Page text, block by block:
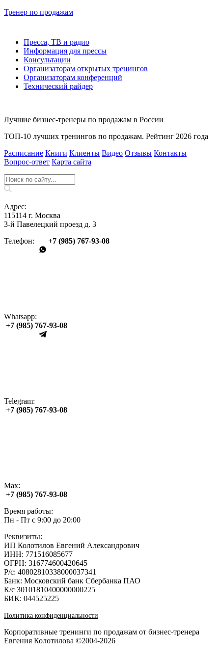
Тренер по продажам
Пресса, ТВ и радио
Информация для прессы
Консультации
Организаторам открытых тренингов
Организаторам конференций
Технический райдер
Лучшие бизнес-тренеры по продажам в России
ТОП-10 лучших тренингов по продажам. Рейтинг 2026 года
Расписание Книги Клиенты Видео Отзывы Контакты
Вопрос‑ответ Карта сайта
Адрес:
115114 г. Москва
3-й Павелецкий проезд д. 3
Телефон: +7 (985) 767‑93‑08
Whatsapp:
+7 (985) 767‑93‑08
Telegram:
+7 (985) 767‑93‑08
Max:
+7 (985) 767‑93‑08
Время работы:
Пн - Пт с 9:00 до 20:00
Реквизиты:
ИП Колотилов Евгений Александрович
ИНН: 771516085677
ОГРН: 316774600420645
Р/с: 40802810338000037341
Банк: Московский банк Сбербанка ПАО
К/с 30101810400000000225
БИК: 044525225
Политика конфиденциальности
Корпоративные тренинги по продажам от бизнес-тренера
Евгения Колотилова ©2004-2026